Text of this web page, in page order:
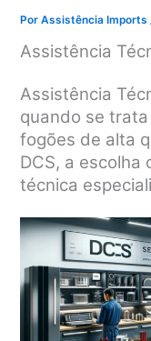
PorAssistência Imports
Assistência
Assistência
quando se
fogões de alta
DCS, a escolha
técnica